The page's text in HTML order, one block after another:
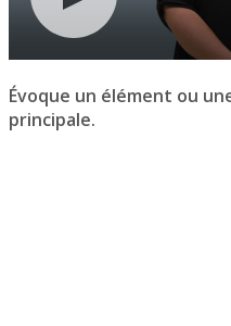
Évoque un élément ou
principale.